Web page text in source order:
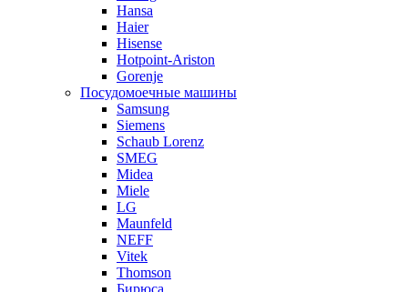
Hansa
Haier
Hisense
Hotpoint-Ariston
Gorenje
Посудомоечные машины
Samsung
Siemens
Schaub Lorenz
SMEG
Midea
Miele
LG
Maunfeld
NEFF
Vitek
Thomson